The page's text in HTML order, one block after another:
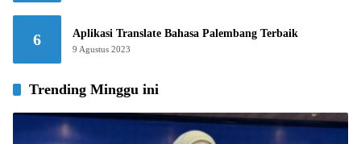
6 Aplikasi Translate Bahasa Palembang Terbaik
9 Agustus 2023
Trending Minggu ini